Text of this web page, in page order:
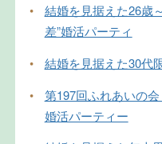
•
結婚を見据えた26歳
差”婚活パーティ
•
結婚を見据えた30代
•
第197回ふれあいの
婚活パーティー